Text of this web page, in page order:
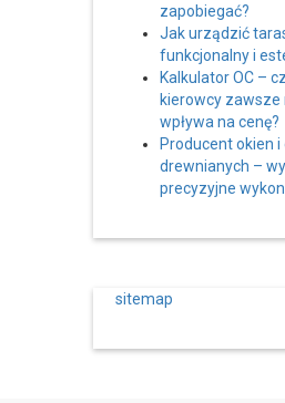
zapobiegać?
Jak urządzić
funkcjonalny i
Kalkulator OC –
kierowcy zawsze
wpływa na cenę?
Producent okien i
drewnianych –
precyzyjne
sitemap